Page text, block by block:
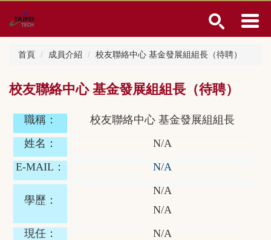
到
區
首頁 成員介紹 校友聯絡中心 基金發展組組長（待聘）
校友聯絡中心 基金發展組組長（待聘）
職稱：
校友聯絡中心 基金發展組組長
姓名：
N/A
E-MAIL：
N/A
學歷：
N/A
N/A
現任：
N/A